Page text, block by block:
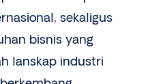
sekaligus
bisnis yang
lanskap industri